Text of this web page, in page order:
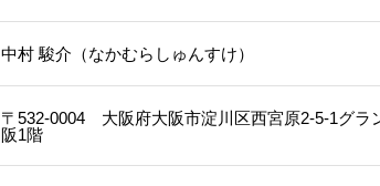
中村 駿介（なかむらしゅんすけ）
〒532-0004 大阪府大阪市淀川区西宮原2-5-1グラ
阪1階